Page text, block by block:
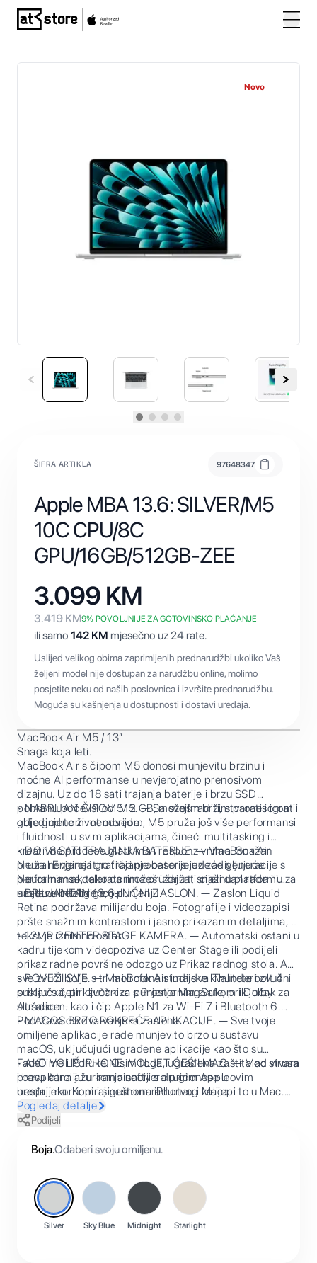
Posjetite početnu stranicu AT Store
Novo
ŠIFRA ARTIKLA 97648347
Apple MBA 13.6: SILVER/M5
10C CPU/8C
GPU/16GB/512GB-ZEE
3.099 KM
3.419KM9% POVOLJNIJE ZA GOTOVINSKO PLAĆANJE
ili samo 142 KM mjesečno uz 24 rate.
Uslijed velikog obima zaprimljenih prednarudžbi ukoliko Vaš
željeni model nije dostupan za narudžbu online, molimo
posjetite neku od naših poslovnica i izvršite prednarudžbu.
Moguća su kašnjenja u dostupnosti i dostavi uređaja.
MacBook Air M5 / 13”
Snaga koja leti.
MacBook Air s čipom M5 donosi munjevitu brzinu i
moćne AI performanse u nevjerojatno prenosivom
dizajnu. Uz do 18 sati trajanja baterije i brzu SSD
pohranu počevši od 512 GB, možeš raditi, stvarati i igrati
gdje god te život odvede.
• NABRIJAN ČIPOM M5. — Sa svojim bržim procesorom i
objedinjenom memorijom, M5 pruža još više performansi
i fluidnosti u svim aplikacijama, čineći multitasking i
kreativne procese glatkima i responzivnima. Snažan
Neural Engine i grafički procesor sljedeće generacije s
Neuralnim akceleratorima pružaju ti snažnu platformu za
umjetnu inteligenciju.
• DO 18 SATI TRAJANJA BATERIJE. — MacBook Air
pruža nevjerojatno trajanje baterije uz zadivljujuće
performanse, tako da možeš izdržati cijeli dan rada ili
nastave bez brige o punjenju.
• BRILJANTAN 13,6-INČNI ZASLON. — Zaslon Liquid
Retina podržava milijardu boja. Fotografije i videozapisi
pršte snažnim kontrastom i jasno prikazanim detaljima, a
tekst je iznimno oštar.
• 12MP CENTER STAGE KAMERA. — Automatski ostani u
kadru tijekom videopoziva uz Center Stage ili podijeli
prikaz radne površine odozgo uz Prikaz radnog stola. A
sve zvuči bolje s tri mikrofona studijske kvalitete i zvučni
sustav s četiri zvučnika s Prostornim zvukom i Dolby
Atmosom.
• POVEŽI SVE. — MacBook Air ima dva Thunderbolt 4
priključka, priključak za punjenje MagSafe, priključak za
slušalice – kao i čip Apple N1 za Wi-Fi 7 i Bluetooth 6.
Podržava do dva vanjska zaslona.
• MACOS BRZO POKREĆE APLIKACIJE. — Sve tvoje
omiljene aplikacije rade munjevito brzo u sustavu
macOS, uključujući ugrađene aplikacije kao što su
FaceTime i Poruke. Osim toga, ugrađena zaštita od virusa
i besplatna ažuriranja softvera pridonose u
besprijekornom i sigurnom radu tvog Maca.
• AKO VOLIŠ IPHONE, VOLJET ĆEŠ I MAC. — Mac stvara
pravu čaroliju u kombinaciji s drugim Appleovim
uređajima. Kopiraj nešto na iPhoneu i zalijepi to u Mac.
Šalji tekstualne poruke aplikacijom Poruke ili koristi Mac
za upućivanje i odgovaranje na FaceTime pozive.
Pogledaj detalje
Podijeli
Boja.Odaberi svoju omiljenu.
Silver Sky Blue Midnight Starlight